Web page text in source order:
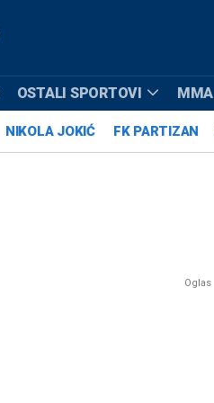
OSTALI SPORTOVI MMA
NIKOLA JOKIĆ FK PARTIZAN